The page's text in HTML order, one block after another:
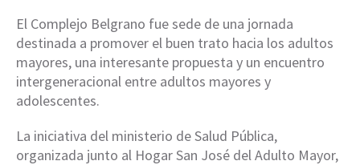
El Complejo Belgrano fue sede de una jornada
destinada a promover el buen trato hacia los adultos
mayores, una interesante propuesta y un encuentro
intergeneracional entre adultos mayores y
adolescentes.
La iniciativa del ministerio de Salud Pública,
organizada junto al Hogar San José del Adulto Mayor,